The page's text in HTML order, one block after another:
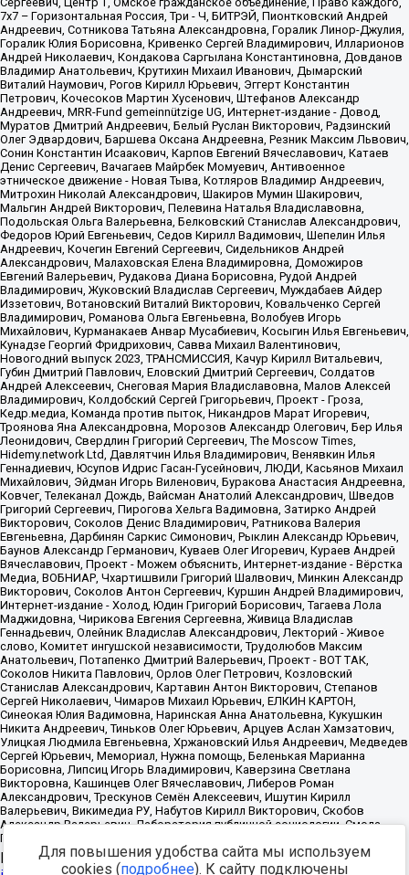
Источник:https://minjust.gov.ru/uploaded/files/reestr-
Для повышения удобства сайта мы используем
cookies (подробнее). К сайту подключены